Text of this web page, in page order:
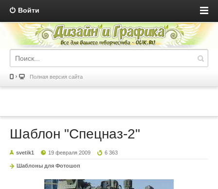
Войти
Полная версия сайта
Шаблон "Спецназ-2"
svetik1 19 февраля 2009 6 363
Шаблоны для Фотошоп